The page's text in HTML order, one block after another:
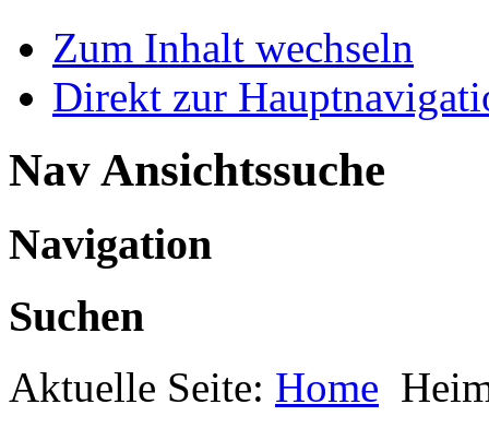
Zum Inhalt wechseln
Direkt zur
Nav Ansichtssuche
Navigation
Suchen
Aktuelle Seite: Home